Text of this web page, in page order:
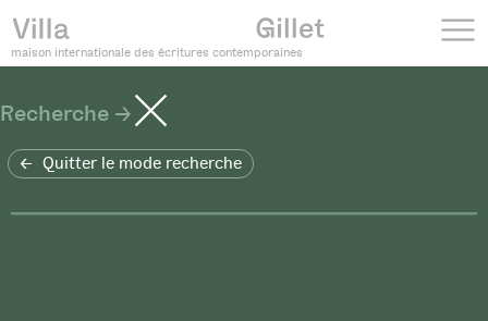
maison internationale des écritures contemporaines
Recherche
Quitter le mode recherche